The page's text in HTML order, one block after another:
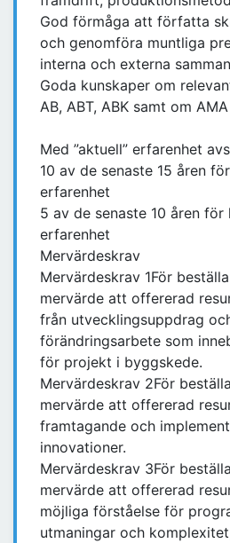
God förmåga att författa
och genomföra muntliga
interna och externa
Goda kunskaper om
AB, ABT, ABK samt om AMA
Med ”aktuell” erfarenhet
10 av de senaste 15 åren
erfarenhet
5 av de senaste 10 åren
erfarenhet
Mervärdeskrav
Mervärdeskrav 1För
mervärde att offererad
från utvecklingsuppdrag
förändringsarbete som
för projekt i byggskede.
Mervärdeskrav 2För
mervärde att offererad
framtagande och
innovationer.
Mervärdeskrav 3För
mervärde att offererad
möjliga förståelse för
utmaningar och